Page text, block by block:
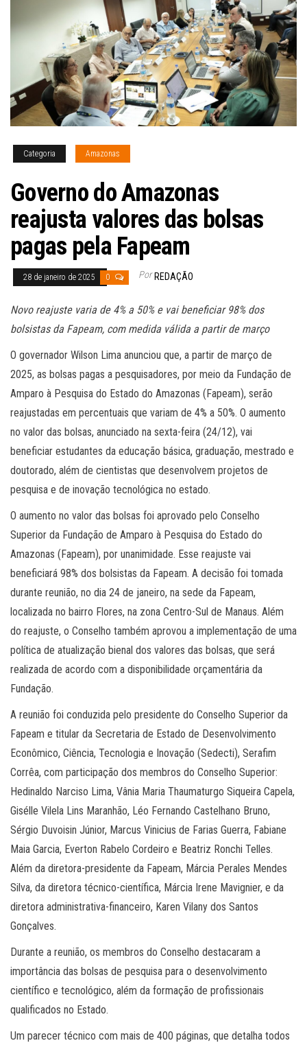
Categoria Amazonas
Governo do Amazonas
reajusta valores das bolsas
pagas pela Fapeam
28 de janeiro de 2025 0 Por REDAÇÃO
Novo reajuste varia de 4% a 50% e vai beneficiar 98% dos
bolsistas da Fapeam, com medida válida a partir de março
O governador Wilson Lima anunciou que, a partir de março de
2025, as bolsas pagas a pesquisadores, por meio da Fundação de
Amparo à Pesquisa do Estado do Amazonas (Fapeam), serão
reajustadas em percentuais que variam de 4% a 50%. O aumento
no valor das bolsas, anunciado na sexta-feira (24/12), vai
beneficiar estudantes da educação básica, graduação, mestrado e
doutorado, além de cientistas que desenvolvem projetos de
pesquisa e de inovação tecnológica no estado.
O aumento no valor das bolsas foi aprovado pelo Conselho
Superior da Fundação de Amparo à Pesquisa do Estado do
Amazonas (Fapeam), por unanimidade. Esse reajuste vai
beneficiará 98% dos bolsistas da Fapeam. A decisão foi tomada
durante reunião, no dia 24 de janeiro, na sede da Fapeam,
localizada no bairro Flores, na zona Centro-Sul de Manaus. Além
do reajuste, o Conselho também aprovou a implementação de uma
política de atualização bienal dos valores das bolsas, que será
realizada de acordo com a disponibilidade orçamentária da
Fundação.
A reunião foi conduzida pelo presidente do Conselho Superior da
Fapeam e titular da Secretaria de Estado de Desenvolvimento
Econômico, Ciência, Tecnologia e Inovação (Sedecti), Serafim
Corrêa, com participação dos membros do Conselho Superior:
Hedinaldo Narciso Lima, Vânia Maria Thaumaturgo Siqueira Capela,
Gisélle Vilela Lins Maranhão, Léo Fernando Castelhano Bruno,
Sérgio Duvoisin Júnior, Marcus Vinicius de Farias Guerra, Fabiane
Maia Garcia, Everton Rabelo Cordeiro e Beatriz Ronchi Telles.
Além da diretora-presidente da Fapeam, Márcia Perales Mendes
Silva, da diretora técnico-científica, Márcia Irene Mavignier, e da
diretora administrativa-financeiro, Karen Vilany dos Santos
Gonçalves.
Durante a reunião, os membros do Conselho destacaram a
importância das bolsas de pesquisa para o desenvolvimento
científico e tecnológico, além da formação de profissionais
qualificados no Estado.
Um parecer técnico com mais de 400 páginas, que detalha todos